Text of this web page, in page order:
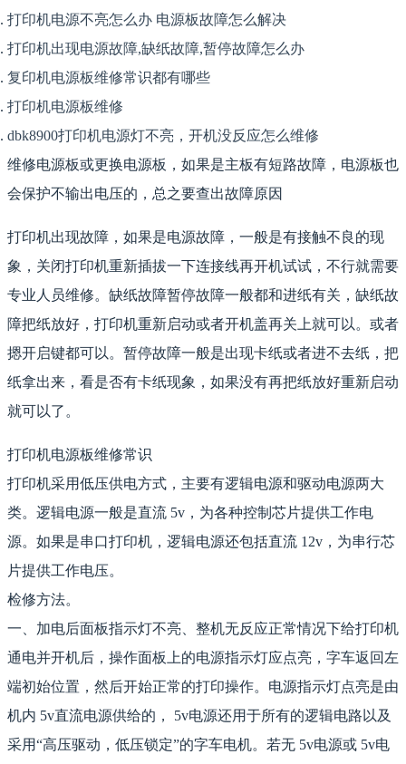
打印机电源不亮怎么办 电源板故障怎么解决
打印机出现电源故障,缺纸故障,暂停故障怎么办
复印机电源板维修常识都有哪些
打印机电源板维修
dbk8900打印机电源灯不亮，开机没反应怎么维修
维修电源板或更换电源板，如果是主板有短路故障，电源板也
会保护不输出电压的，总之要查出故障原因
打印机出现故障，如果是电源故障，一般是有接触不良的现
象，关闭打印机重新插拔一下连接线再开机试试，不行就需要
专业人员维修。缺纸故障暂停故障一般都和进纸有关，缺纸故
障把纸放好，打印机重新启动或者开机盖再关上就可以。或者
摁开启键都可以。暂停故障一般是出现卡纸或者进不去纸，把
纸拿出来，看是否有卡纸现象，如果没有再把纸放好重新启动
就可以了。
打印机电源板维修常识
打印机采用低压供电方式，主要有逻辑电源和驱动电源两大
类。逻辑电源一般是直流 5v，为各种控制芯片提供工作电
源。如果是串口打印机，逻辑电源还包括直流 12v，为串行芯
片提供工作电压。
检修方法。
一、加电后面板指示灯不亮、整机无反应正常情况下给打印机
通电并开机后，操作面板上的电源指示灯应点亮，字车返回左
端初始位置，然后开始正常的打印操作。电源指示灯点亮是由
机内 5v直流电源供给的， 5v电源还用于所有的逻辑电路以及
采用“高压驱动，低压锁定”的字车电机。若无 5v电源或 5v电